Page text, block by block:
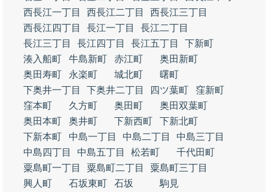
西長江一丁目
西長江二丁目
西長江三丁目
西長江四丁目
長江一丁目
長江二丁目
長江三丁目
長江四丁目 長江五丁目
下新町
湊入船町
牛島新町 赤江町
奥田新町
奥田寿町
永楽町 城北町
曙町
下奥井一丁目
下奥井二丁目 四ツ葉町
窪新町
窪本町
久方町 奥田町
奥田双葉町
奥田本町
奥井町 下新西町
下新北町
下新本町
中島一丁目 中島二丁目
中島三丁目
中島四丁目
中島五丁目 松若町
千代田町
粟島町一丁目
粟島町二丁目
粟島町三丁目
興人町
石坂東町 石坂
駒見